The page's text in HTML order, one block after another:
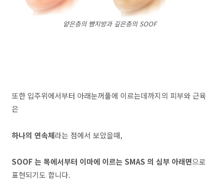
얕은층의 뺨지방과 깊은층의 SOOF
또한 입주위에서부터 아래눈꺼풀에 이르는데까지의 피부와 근육
은
하나의 연속체라는 점에서 보았을때,
SOOF 는 목에서부터 이마에 이르는 SMAS 의 심부 아래면으로
표현되기도 합니다.